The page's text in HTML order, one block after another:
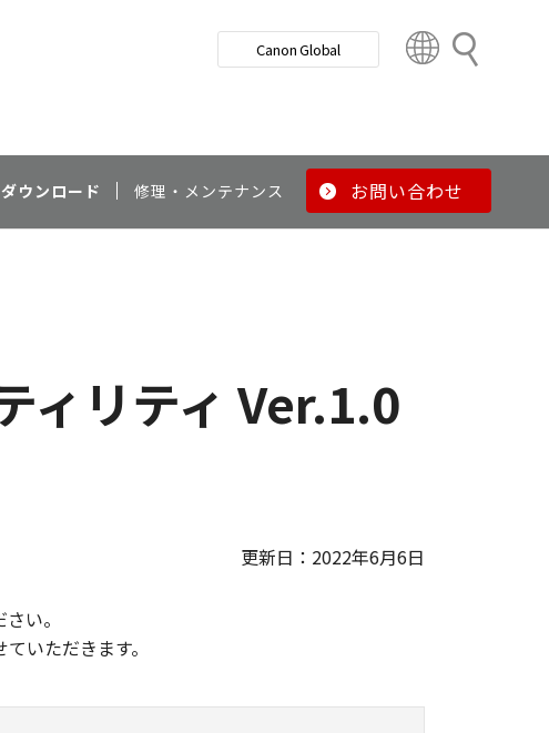
検
Canon Global
t
y
ウンロード 修理・メンテナンス お問い合わせ
ィリティ Ver.1.0
更新日：2022年6月6日
い。
いただきます。